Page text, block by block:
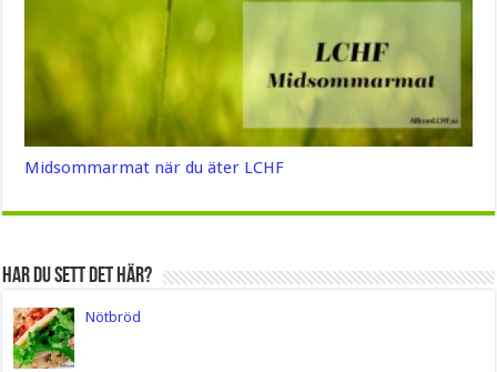
Midsommarmat när du äter LCHF
Har du sett det här?
Nötbröd